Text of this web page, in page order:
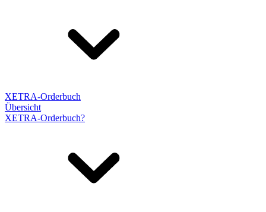
XETRA-Orderbuch
Übersicht
XETRA-Orderbuch?